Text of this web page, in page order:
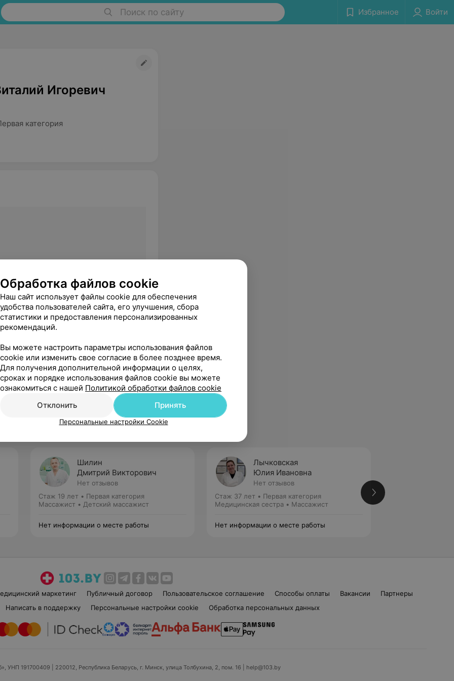
Поиск по сайту Избранное Войти
Игоревич
категория
зоны
медицинский колледж
органов дыхания»
органов дыхания»
Шилин
Дмитрий Викторович
Нет отзывов
Стаж 19 лет • Первая категория
Массажист • Детский массажист
Нет информации о месте работы
Лычковская
Юлия Ивановна
Нет отзывов
Стаж 37 лет • Первая категория
Медицинская сестра • Массажист
Нет информации о месте работы
маркетинг Публичный договор Пользовательское соглашение Способы оплаты Вакансии
Партнеры
Написать в поддержку Персональные настройки cookie Обработка персональных данных
УНП 191700409 | 220012, Республика Беларусь, г. Минск, улица Толбухина, 2, пом. 16 | help@103.by
Обработка файлов cookie
Наш сайт использует файлы cookie для обеспечения
удобства пользователей сайта, его улучшения, сбора
статистики и предоставления персонализированных
рекомендаций.
Вы можете настроить параметры использования файлов
cookie или изменить свое согласие в более позднее время.
Для получения дополнительной информации о целях,
сроках и порядке использования файлов cookie вы можете
ознакомиться с нашей Политикой обработки файлов cookie
Отклонить
Принять
Персональные настройки Cookie